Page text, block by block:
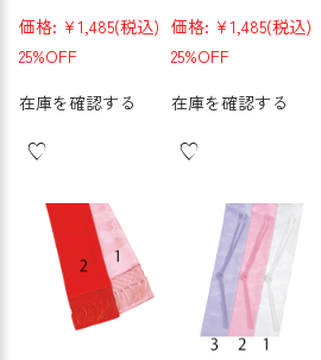
価格: ¥1,485(税込)
25%OFF
在庫を確認する
価格: ¥1,485(税込)
25%OFF
在庫を確認する